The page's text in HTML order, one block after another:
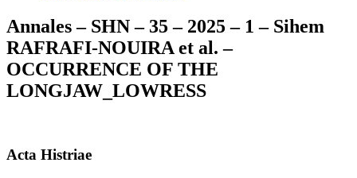
Annales – SHN – 35 – 2025 – 1 – Sihem
RAFRAFI-NOUIRA et al. –
OCCURRENCE OF THE
LONGJAW_LOWRESS
Acta Histriae